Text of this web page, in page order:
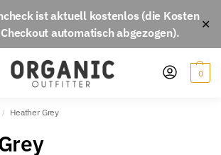
ist aktuell kostenlos(die Kosten
automatisch abgezogen).
✕
0
/ Heather Grey